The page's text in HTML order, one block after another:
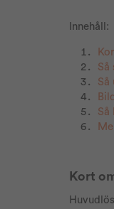
Innehåll:
Så
Så
Så
Kort